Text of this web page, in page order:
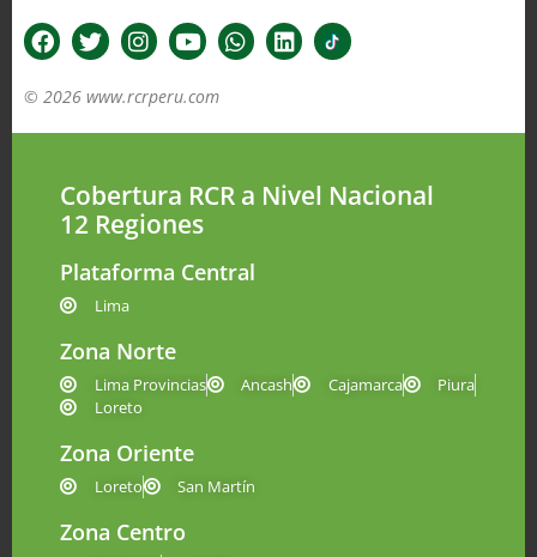
© 2026 www.rcrperu.com
Cobertura RCR a Nivel Nacional
12 Regiones
Plataforma Central
Lima
Zona Norte
Lima Provincias Ancash Cajamarca
Piura
Loreto
Zona Oriente
Loreto San Martín
Zona Centro